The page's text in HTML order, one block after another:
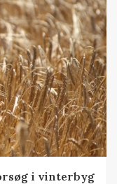
i vinterbyg